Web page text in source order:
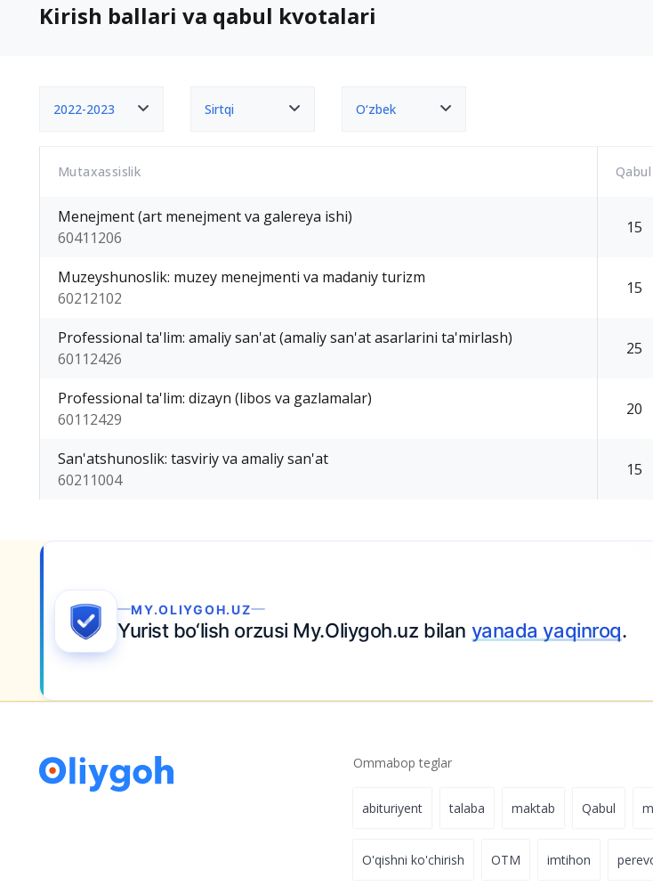
Kirish ballari va qabul kvotalari
2022-2023 Sirtqi O‘zbek
Mutaxassislik
Menejment (art menejment va galereya ishi)
60411206
15
Muzeyshunoslik: muzey menejmenti va madaniy turizm
60212102
15
Professional ta'lim: amaliy san'at (amaliy san'at asarlarini ta'mirlash)
60112426
25
Professional ta'lim: dizayn (libos va gazlamalar)
60112429
20
San'atshunoslik: tasviriy va amaliy san'at
60211004
15
yanada yaqinroq Ariza topshiring
Ommabop teglar
abituriyent talaba maktab Qabul
O'qishni ko'chirish OTM imtihon